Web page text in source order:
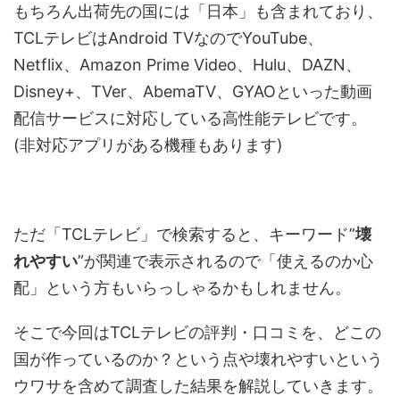
もちろん出荷先の国には「日本」も含まれており、
TCLテレビはAndroid TVなのでYouTube、
Netflix、Amazon Prime Video、Hulu、DAZN、
Disney+、TVer、AbemaTV、GYAOといった動画
配信サービスに対応している高性能テレビです。
(非対応アプリがある機種もあります)
ただ「TCLテレビ」で検索すると、キーワード”壊
れやすい”が関連で表示されるので「使えるのか心
配」という方もいらっしゃるかもしれません。
そこで今回はTCLテレビの評判・口コミを、どこの
国が作っているのか？という点や壊れやすいという
ウワサを含めて調査した結果を解説していきます。